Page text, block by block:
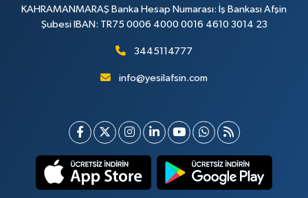
KAHRAMANMARAŞ Banka Hesap Numarası: İş Bankası Afşin
Şubesi IBAN: TR75 0006 4000 0016 4610 3014 23
3445114777
info@yesilafsin.com